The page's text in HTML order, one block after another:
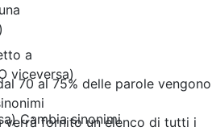
a
viceversa)
Cambia sinonimi
70 al 75% delle parole vengono
verrà fornito un elenco di tutti i